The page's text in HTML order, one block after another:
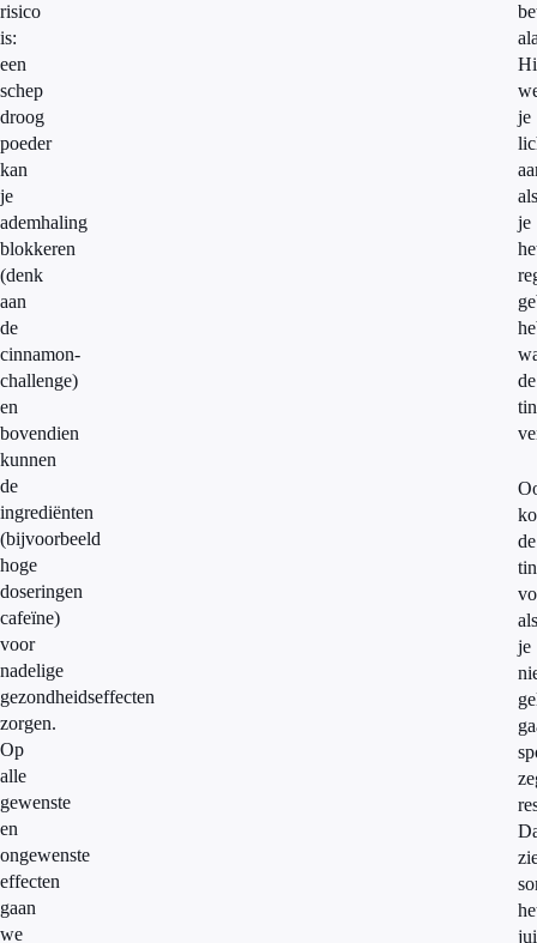
risico
is:
een
schep
droog
poeder
kan
je
ademhaling
blokkeren
(denk
aan
de
cinnamon-
challenge)
en
bovendien
kunnen
de
ingrediënten
(bijvoorbeeld
hoge
doseringen
cafeïne)
voor
nadelige
gezondheidseffecten
zorgen.
Op
alle
gewenste
en
ongewenste
effecten
gaan
we
je
als
je
de
de
als
je